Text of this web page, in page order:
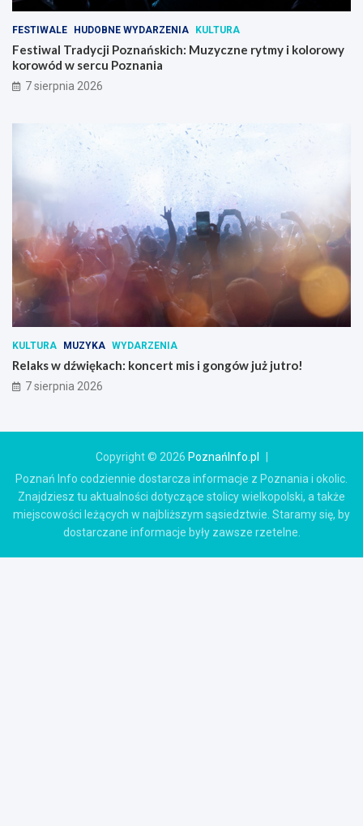
FESTIWALE HUDOBNE WYDARZENIA KULTURA
Festiwal Tradycji Poznańskich: Muzyczne rytmy i kolorowy
korowód w sercu Poznania
7 sierpnia 2026
KULTURA MUZYKA WYDARZENIA
Relaks w dźwiękach: koncert mis i gongów już jutro!
7 sierpnia 2026
Copyright © 2026 PoznańInfo.pl
Poznań Info codziennie dostarcza informacje z Poznania i okolic.
Znajdziesz tu aktualności dotyczące stolicy wielkopolski, a także
miejscowości leżących w najbliższym sąsiedztwie. Staramy się, by
dostarczane informacje były zawsze rzetelne.